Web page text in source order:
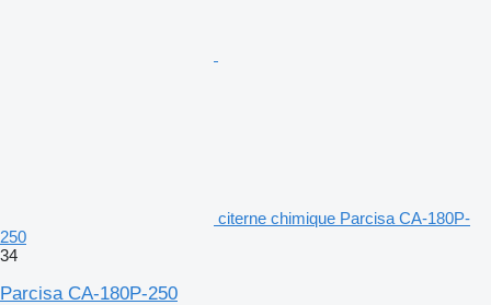
citerne chimique Parcisa CA-180P-
250
34
Parcisa CA-180P-250